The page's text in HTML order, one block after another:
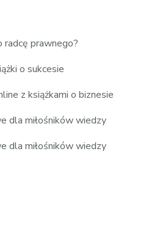
radcę prawnego?
o sukcesie
z książkami o biznesie
dla miłośników wiedzy
dla miłośników wiedzy